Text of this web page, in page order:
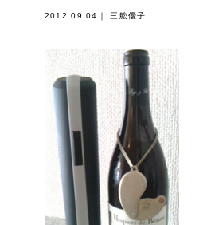
2012.09.04｜ 三舩優子